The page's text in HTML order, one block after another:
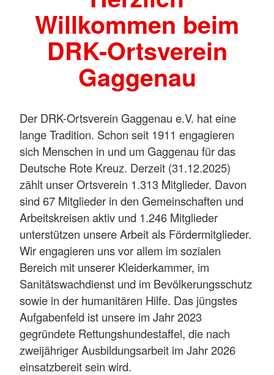
Willkommen beim
DRK-Ortsverein
Gaggenau
Der DRK-Ortsverein Gaggenau e.V. hat eine
lange Tradition. Schon seit 1911 engagieren
sich Menschen in und um Gaggenau für das
Deutsche Rote Kreuz. Derzeit (31.12.2025)
zählt unser Ortsverein 1.313 Mitglieder. Davon
sind 67 Mitglieder in den Gemeinschaften und
Arbeitskreisen aktiv und 1.246 Mitglieder
unterstützen unsere Arbeit als Fördermitglieder.
Wir engagieren uns vor allem im sozialen
Bereich mit unserer Kleiderkammer, im
Sanitätswachdienst und im Bevölkerungsschutz
sowie in der humanitären Hilfe. Das jüngstes
Aufgabenfeld ist unsere im Jahr 2023
gegründete Rettungshundestaffel, die nach
zweijähriger Ausbildungsarbeit im Jahr 2026
einsatzbereit sein wird.